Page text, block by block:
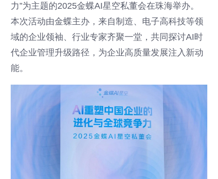
力”为主题的2025金蝶AI星空私董会在珠海举办。
本次活动由金蝶主办，来自制造、电子高科技等领
域的企业领袖、行业专家齐聚一堂，共同探讨AI时
代企业管理升级路径，为企业高质量发展注入新动
能。